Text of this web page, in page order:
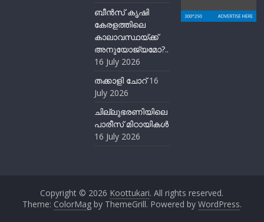
ബീന്‍സ് കൃഷി
കേരളത്തിലെ
കാലാവസ്ഥയ്ക്ക്
അനുയോജ്യമോ?..
16 July 2026
തക്കാളി ചോറ് 16
July 2026
ചില്ലുഭരണിയിലെ
പാരീസ് മിഠായികള്‍
16 July 2026
Copyright © 2026 Koottukari. All rights reserved.
Theme: ColorMagby ThemeGrill. Powered by WordPress.